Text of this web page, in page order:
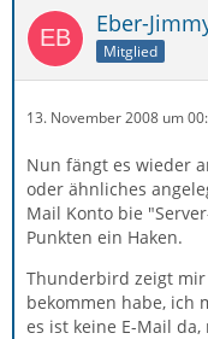
Eber-
Mitglied
13. November 2008 um
Nun fängt es wieder
oder ähnliches
Mail Konto bie
Punkten ein Haken.
Thunderbird zeigt mir
bekommen habe, ich
es ist keine E-Mail